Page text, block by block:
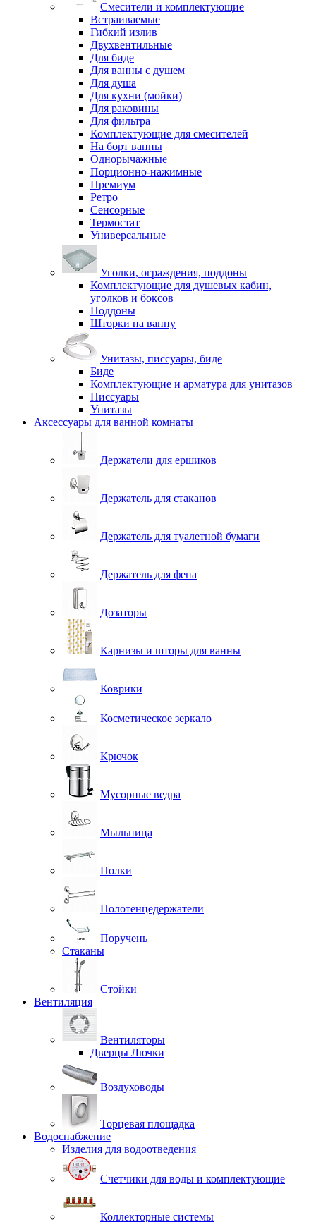
Смесители и комплектующие
Встраиваемые
Гибкий излив
Двухвентильные
Для биде
Для ванны с душем
Для душа
Для кухни (мойки)
Для раковины
Для фильтра
Комплектующие для смесителей
На борт ванны
Однорычажные
Порционно-нажимные
Премиум
Ретро
Сенсорные
Термостат
Универсальные
Уголки, ограждения, поддоны
Комплектующие для душевых кабин,
уголков и боксов
Поддоны
Шторки на ванну
Унитазы, писсуары, биде
Биде
Комплектующие и арматура для унитазов
Писсуары
Унитазы
Аксессуары для ванной комнаты
Держатели для ершиков
Держатель для стаканов
Держатель для туалетной бумаги
Держатель для фена
Дозаторы
Карнизы и шторы для ванны
Коврики
Косметическое зеркало
Крючок
Мусорные ведра
Мыльница
Полки
Полотенцедержатели
Поручень
Стаканы
Стойки
Вентиляция
Вентиляторы
Дверцы Лючки
Воздуховоды
Торцевая площадка
Водоснабжение
Изделия для водоотведения
Счетчики для воды и комплектующие
Коллекторные системы